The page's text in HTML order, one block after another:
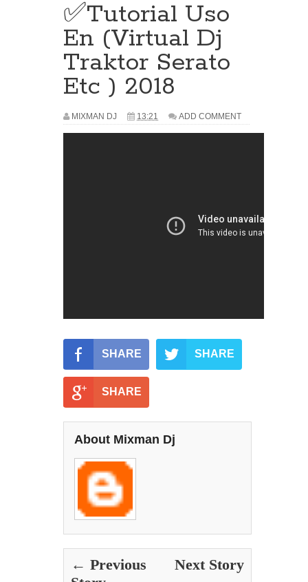
✅Tutorial Uso
En (Virtual Dj
Traktor Serato
Etc ) 2018
MIXMAN DJ 13:21 ADD COMMENT
SHARE SHARE
SHARE
About Mixman Dj
← Previous
Next Story